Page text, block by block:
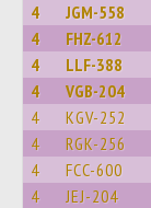
4 JGM-558
4 FHZ-612
4 LLF-388
4 VGB-204
4 KGV-252
4 RGK-256
4 FCC-600
4 JEJ-204